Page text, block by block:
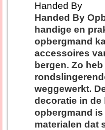
Handed By
Handed By
handige en
opbergmand
accessoires
bergen. Zo
weggewerkt.
decoratie in de
opbergmand
materialen dat